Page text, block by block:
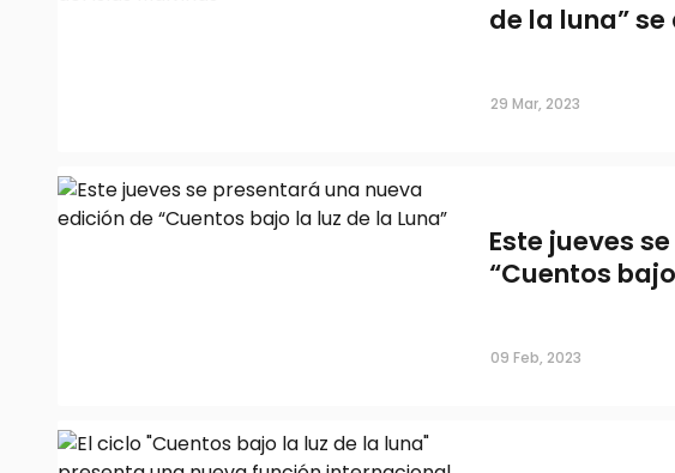
de la luna”
29 Mar, 2023
Este jueves
“Cuentos
09 Feb, 2023